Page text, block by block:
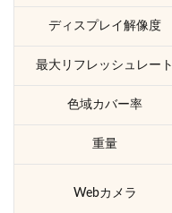
ディスプレイ解像度
最大リフレッシュレート
色域カバー率
重量
Webカメラ